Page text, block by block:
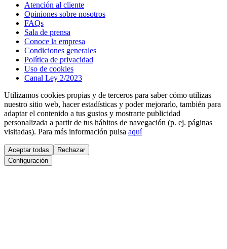
Atención al cliente
Opiniones sobre nosotros
FAQs
Sala de prensa
Conoce la empresa
Condiciones generales
Política de privacidad
Uso de cookies
Canal Ley 2/2023
Utilizamos cookies propias y de terceros para saber cómo utilizas
nuestro sitio web, hacer estadísticas y poder mejorarlo, también para
adaptar el contenido a tus gustos y mostrarte publicidad
personalizada a partir de tus hábitos de navegación (p. ej. páginas
visitadas). Para más información pulsa aquí
Aceptar todas
Rechazar
Configuración